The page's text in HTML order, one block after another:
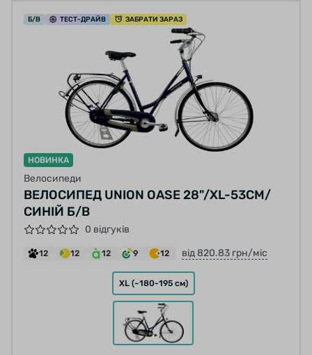
Б/В ТЕСТ-ДРАЙВ ЗАБРАТИ ЗАРАЗ
НОВИНКА
Велосипеди
ВЕЛОСИПЕД UNION OASE 28"/XL-53СМ/
СИНІЙ Б/В
0 відгуків
12 12 12 9 12 від 820.83 грн/міс
XL (~180-195 см)